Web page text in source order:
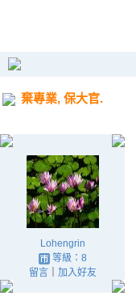
棄專業, 保大官.
Lohengrin
等級：8
留言｜ 加入好友